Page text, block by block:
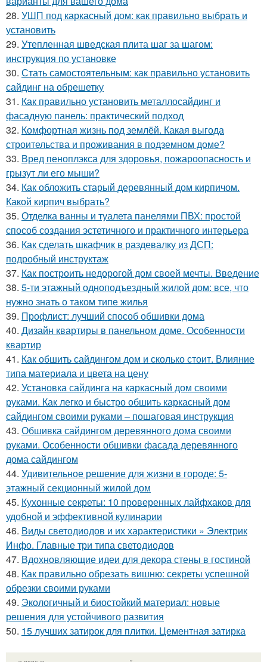
28. УШП под каркасный дом: как правильно выбрать и
установить
29. Утепленная шведская плита шаг за шагом:
инструкция по установке
30. Стать самостоятельным: как правильно установить
сайдинг на обрешетку
31. Как правильно установить металлосайдинг и
фасадную панель: практический подход
32. Комфортная жизнь под землёй. Какая выгода
строительства и проживания в подземном доме?
33. Вред пеноплэкса для здоровья, пожароопасность и
грызут ли его мыши?
34. Как обложить старый деревянный дом кирпичом.
Какой кирпич выбрать?
35. Отделка ванны и туалета панелями ПВХ: простой
способ создания эстетичного и практичного интерьера
36. Как сделать шкафчик в раздевалку из ДСП:
подробный инструктаж
37. Как построить недорогой дом своей мечты. Введение
38. 5-ти этажный одноподъездный жилой дом: все, что
нужно знать о таком типе жилья
39. Профлист: лучший способ обшивки дома
40. Дизайн квартиры в панельном доме. Особенности
квартир
41. Как обшить сайдингом дом и сколько стоит. Влияние
типа материала и цвета на цену
42. Установка сайдинга на каркасный дом своими
руками. Как легко и быстро обшить каркасный дом
сайдингом своими руками – пошаговая инструкция
43. Обшивка сайдингом деревянного дома своими
руками. Особенности обшивки фасада деревянного
дома сайдингом
44. Удивительное решение для жизни в городе: 5-
этажный секционный жилой дом
45. Кухонные секреты: 10 проверенных лайфхаков для
удобной и эффективной кулинарии
46. Виды светодиодов и их характеристики » Электрик
Инфо. Главные три типа светодиодов
47. Вдохновляющие идеи для декора стены в гостиной
48. Как правильно обрезать вишню: секреты успешной
обрезки своими руками
49. Экологичный и биостойкий материал: новые
решения для устойчивого развития
50. 15 лучших затирок для плитки. Цементная затирка